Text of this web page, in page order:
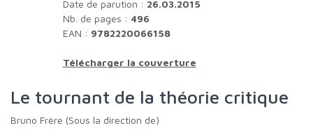
Date de parution : 26.03.2015
Nb. de pages : 496
EAN : 9782220066158
Télécharger la couverture
Le tournant de la théorie critique
Bruno Frère (Sous la direction de)